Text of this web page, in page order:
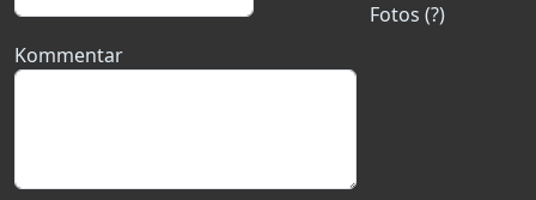
Fotos (?)
Kommentar